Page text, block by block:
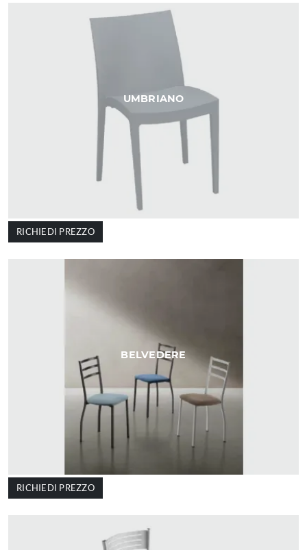
UMBRIANO
RICHIEDI PREZZO
BELVEDERE
RICHIEDI PREZZO